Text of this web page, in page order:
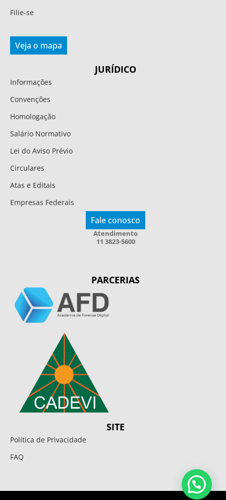
Filie-se
Veja o mapa
JURÍDICO
Informações
Convenções
Homologação
Salário Normativo
Lei do Aviso Prévio
Circulares
Atas e Editais
Empresas Federais
Fale conosco
Atendimento
11 3823-5600
PARCERIAS
SITE
Política de Privacidade
FAQ